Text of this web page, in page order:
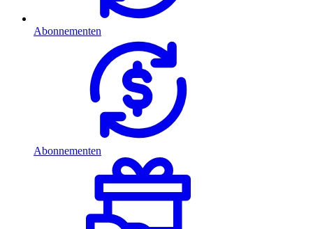
Abonnementen
Abonnementen